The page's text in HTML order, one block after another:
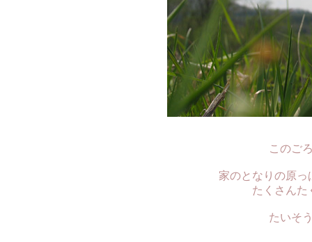
このご
家のとなりの原
たくさんた
たいそ